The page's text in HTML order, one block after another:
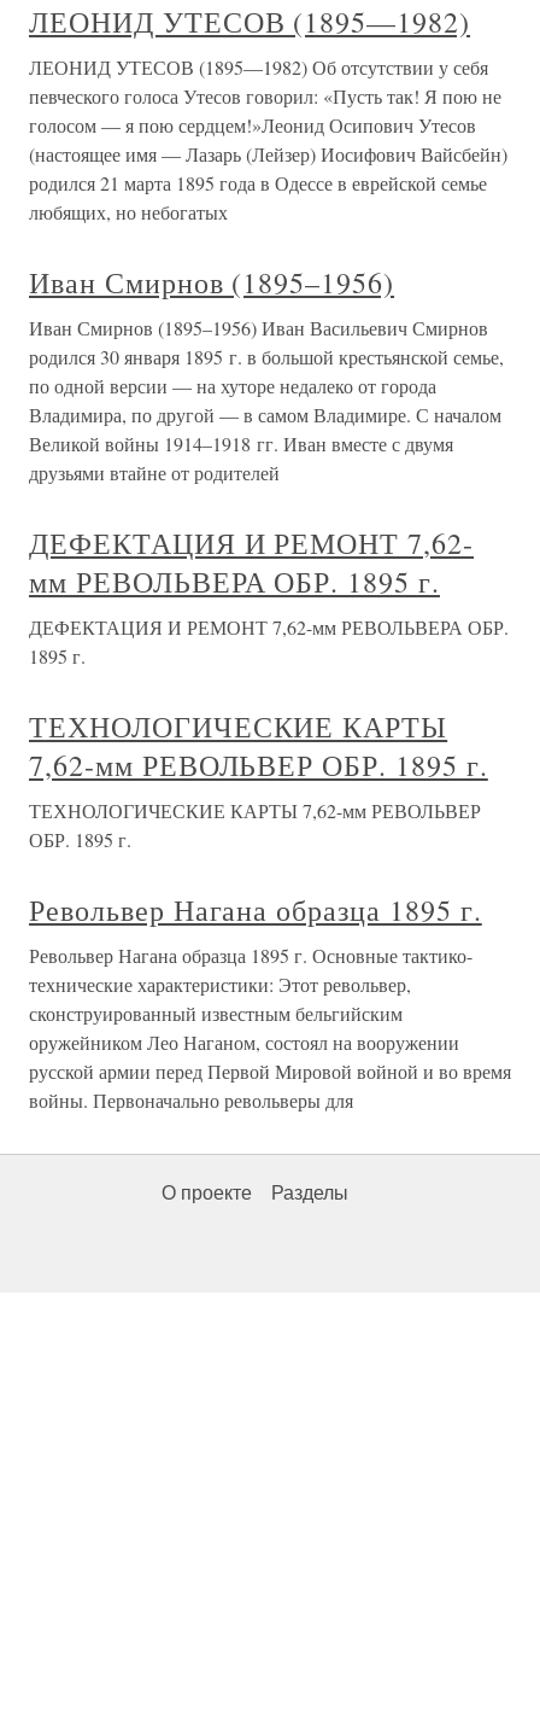
ЛЕОНИД УТЕСОВ (1895—1982)
ЛЕОНИД УТЕСОВ (1895—1982) Об отсутствии у себя
певческого голоса Утесов говорил: «Пусть так! Я пою не
голосом — я пою сердцем!»Леонид Осипович Утесов
(настоящее имя — Лазарь (Лейзер) Иосифович Вайсбейн)
родился 21 марта 1895 года в Одессе в еврейской семье
любящих, но небогатых
Иван Смирнов (1895–1956)
Иван Смирнов (1895–1956) Иван Васильевич Смирнов
родился 30 января 1895 г. в большой крестьянской семье,
по одной версии — на хуторе недалеко от города
Владимира, по другой — в самом Владимире. С началом
Великой войны 1914–1918 гг. Иван вместе с двумя
друзьями втайне от родителей
ДЕФЕКТАЦИЯ И РЕМОНТ 7,62-
мм РЕВОЛЬВЕРА ОБР. 1895 г.
ДЕФЕКТАЦИЯ И РЕМОНТ 7,62-мм РЕВОЛЬВЕРА ОБР.
1895 г.
ТЕХНОЛОГИЧЕСКИЕ КАРТЫ
7,62-мм РЕВОЛЬВЕР ОБР. 1895 г.
ТЕХНОЛОГИЧЕСКИЕ КАРТЫ 7,62-мм РЕВОЛЬВЕР
ОБР. 1895 г.
Револьвер Нагана образца 1895 г.
Револьвер Нагана образца 1895 г. Основные тактико-
технические характеристики: Этот револьвер,
сконструированный известным бельгийским
оружейником Лео Наганом, состоял на вооружении
русской армии перед Первой Мировой войной и во время
войны. Первоначально револьверы для
О проекте Разделы